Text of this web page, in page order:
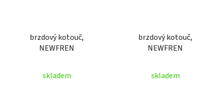
brzdový kotouč,
NEWFREN
skladem
brzdový kotouč,
NEWFREN
skladem